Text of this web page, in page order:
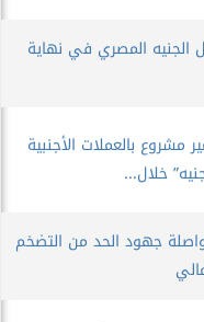
الجنيه المصري في نهاية
مشروع بالعملات الأجنبية
جهود الحد من التضخم